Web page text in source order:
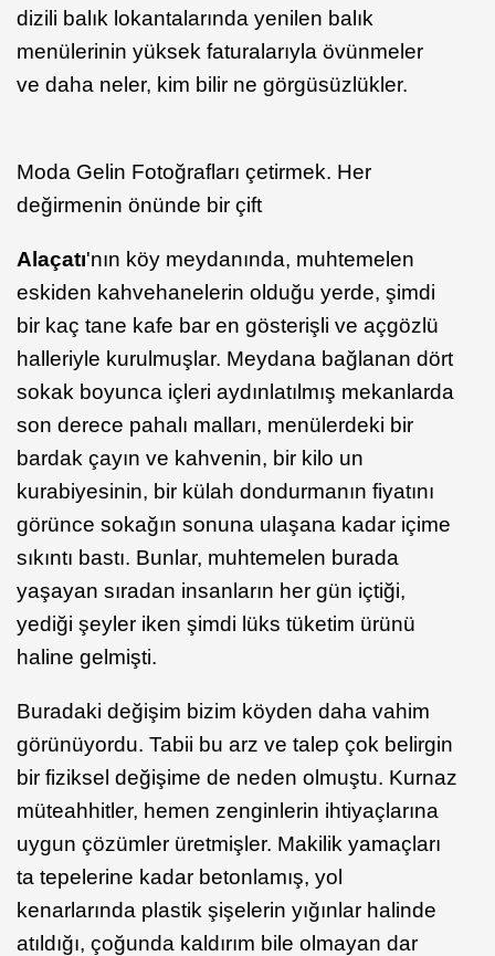
dizili balık lokantalarında yenilen balık
menülerinin yüksek faturalarıyla övünmeler
ve daha neler, kim bilir ne görgüsüzlükler.
Moda Gelin Fotoğrafları çetirmek. Her
değirmenin önünde bir çift
Alaçatı'nın köy meydanında, muhtemelen
eskiden kahvehanelerin olduğu yerde, şimdi
bir kaç tane kafe bar en gösterişli ve açgözlü
halleriyle kurulmuşlar. Meydana bağlanan dört
sokak boyunca içleri aydınlatılmış mekanlarda
son derece pahalı malları, menülerdeki bir
bardak çayın ve kahvenin, bir kilo un
kurabiyesinin, bir külah dondurmanın fiyatını
görünce sokağın sonuna ulaşana kadar içime
sıkıntı bastı. Bunlar, muhtemelen burada
yaşayan sıradan insanların her gün içtiği,
yediği şeyler iken şimdi lüks tüketim ürünü
haline gelmişti.
Buradaki değişim bizim köyden daha vahim
görünüyordu. Tabii bu arz ve talep çok belirgin
bir fiziksel değişime de neden olmuştu. Kurnaz
müteahhitler, hemen zenginlerin ihtiyaçlarına
uygun çözümler üretmişler. Makilik yamaçları
ta tepelerine kadar betonlamış, yol
kenarlarında plastik şişelerin yığınlar halinde
atıldığı, çoğunda kaldırım bile olmayan dar